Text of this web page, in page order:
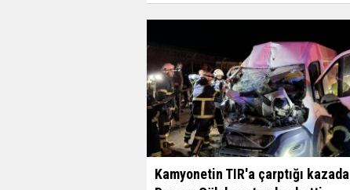
Kamyonetin TIR'a çarptığı kazada